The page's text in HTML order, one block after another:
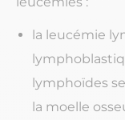
la leucémie
lymphoïdes
la moelle